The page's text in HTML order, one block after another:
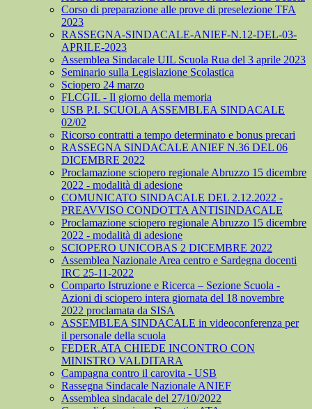
Corso di preparazione alle prove di preselezione TFA
2023
RASSEGNA-SINDACALE-ANIEF-N.12-DEL-03-
APRILE-2023
Assemblea Sindacale UIL Scuola Rua del 3 aprile 2023
Seminario sulla Legislazione Scolastica
Sciopero 24 marzo
FLCGIL - Il giorno della memoria
USB P.I. SCUOLA ASSEMBLEA SINDACALE
02/02
Ricorso contratti a tempo determinato e bonus precari
RASSEGNA SINDACALE ANIEF N.36 DEL 06
DICEMBRE 2022
Proclamazione sciopero regionale Abruzzo 15 dicembre
2022 - modalità di adesione
COMUNICATO SINDACALE DEL 2.12.2022 -
PREAVVISO CONDOTTA ANTISINDACALE
Proclamazione sciopero regionale Abruzzo 15 dicembre
2022 - modalità di adesione
SCIOPERO UNICOBAS 2 DICEMBRE 2022
Assemblea Nazionale Area centro e Sardegna docenti
IRC 25-11-2022
Comparto Istruzione e Ricerca – Sezione Scuola -
Azioni di sciopero intera giornata del 18 novembre
2022 proclamata da SISA
ASSEMBLEA SINDACALE in videoconferenza per
il personale della scuola
FEDER.ATA CHIEDE INCONTRO CON
MINISTRO VALDITARA
Campagna contro il carovita - USB
Rassegna Sindacale Nazionale ANIEF
Assemblea sindacale del 27/10/2022